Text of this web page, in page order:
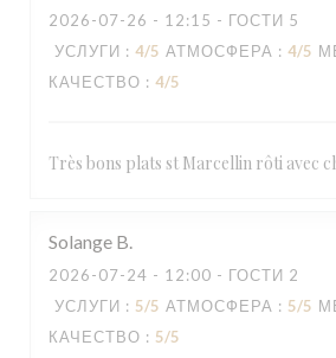
2026-07-26 - 12:15 - ГОСТИ 5
УСЛУГИ : 4/5 АТМОСФЕРА : 4/5
КАЧЕСТВО : 4/5
Très bons plats st Marcellin rôti avec
Solange B
2026-07-24 - 12:00 - ГОСТИ 2
УСЛУГИ : 5/5 АТМОСФЕРА : 5/5
КАЧЕСТВО : 5/5